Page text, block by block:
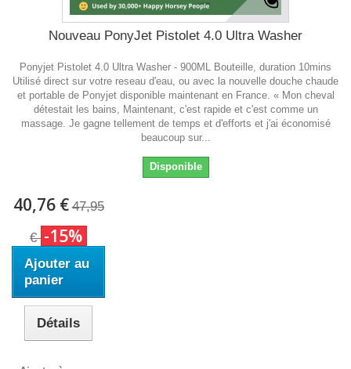
Nouveau PonyJet Pistolet 4.0 Ultra Washer
Ponyjet Pistolet 4.0 Ultra Washer - 900ML Bouteille, duration 10mins
Utilisé direct sur votre reseau d'eau, ou avec la nouvelle douche chaude
et portable de Ponyjet disponible maintenant en France. « Mon cheval
détestait les bains, Maintenant, c'est rapide et c'est comme un
massage. Je gagne tellement de temps et d'efforts et j'ai économisé
beaucoup sur...
Disponible
40,76 € 47,95
€ -15%
Ajouter au
panier
Détails